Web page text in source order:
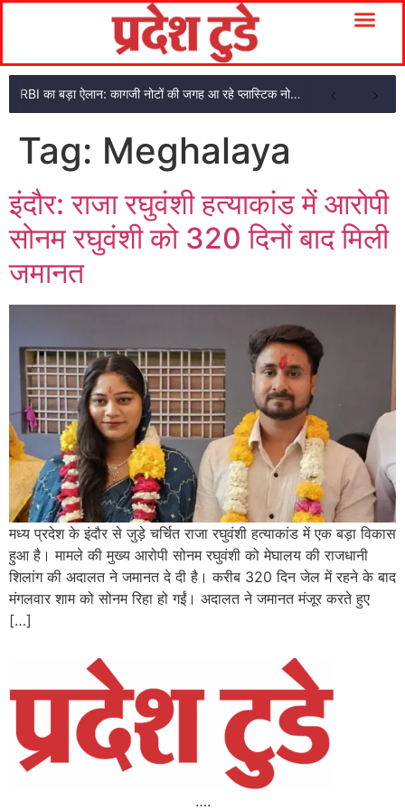
RBI का बड़ा ऐलान: कागजी नोटों की जगह आ रहे प्लास्टिक नोट, ₹10-₹20 के नोट बदल जाएंगे
Tag: Meghalaya
इंदौर: राजा रघुवंशी हत्याकांड में आरोपी
सोनम रघुवंशी को 320 दिनों बाद मिली
जमानत
मध्य प्रदेश के इंदौर से जुड़े चर्चित राजा रघुवंशी हत्याकांड में एक बड़ा विकास
हुआ है। मामले की मुख्य आरोपी सोनम रघुवंशी को मेघालय की राजधानी
शिलांग की अदालत ने जमानत दे दी है। करीब 320 दिन जेल में रहने के बाद
मंगलवार शाम को सोनम रिहा हो गईं। अदालत ने जमानत मंजूर करते हुए
[…]
….